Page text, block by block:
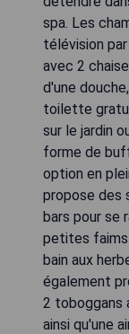
spa. Les
télévision
avec 2
d'une
toilette
sur le jardin
forme de
option en
propose des
bars pour se
petites faims
bain aux
également
2 toboggans
ainsi qu'une